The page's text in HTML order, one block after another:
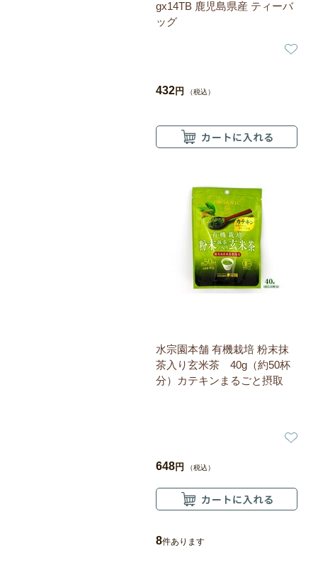
gx14TB 鹿児島県産 ティーバ
ッグ
432円 （税込）
水宗園本舗 有機栽培 粉末抹
茶入り玄米茶 40g（約50杯
分）カテキンまるごと摂取
648円 （税込）
8件あります